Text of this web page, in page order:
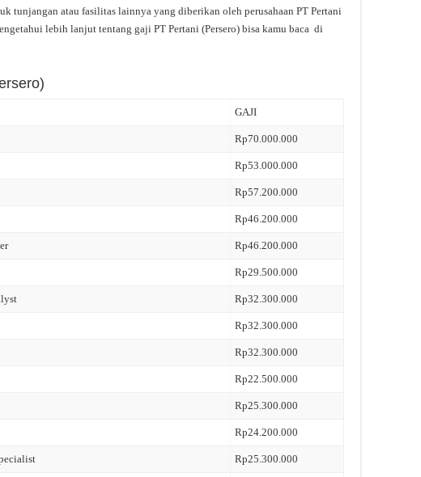
tunjangan atau fasilitas lainnya yang diberikan oleh perusahaan PT Pertani
lebih lanjut tentang gaji PT Pertani (Persero) bisa kamu baca di
GAJI
Rp70.000.000
Rp53.000.000
Rp57.200.000
Rp46.200.000
Rp46.200.000
Rp29.500.000
Rp32.300.000
Rp32.300.000
Rp32.300.000
Rp22.500.000
Rp25.300.000
Rp24.200.000
Rp25.300.000